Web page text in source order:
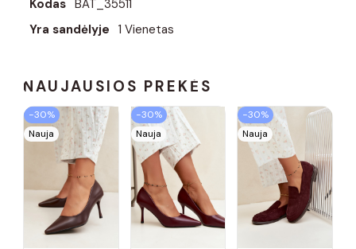
Kodas
BAT_35511
Yra sandėlyje 1 Vienetas
NAUJAUSIOS PREKĖS
−30%
Nauja
−30%
Nauja
−30%
Nauja